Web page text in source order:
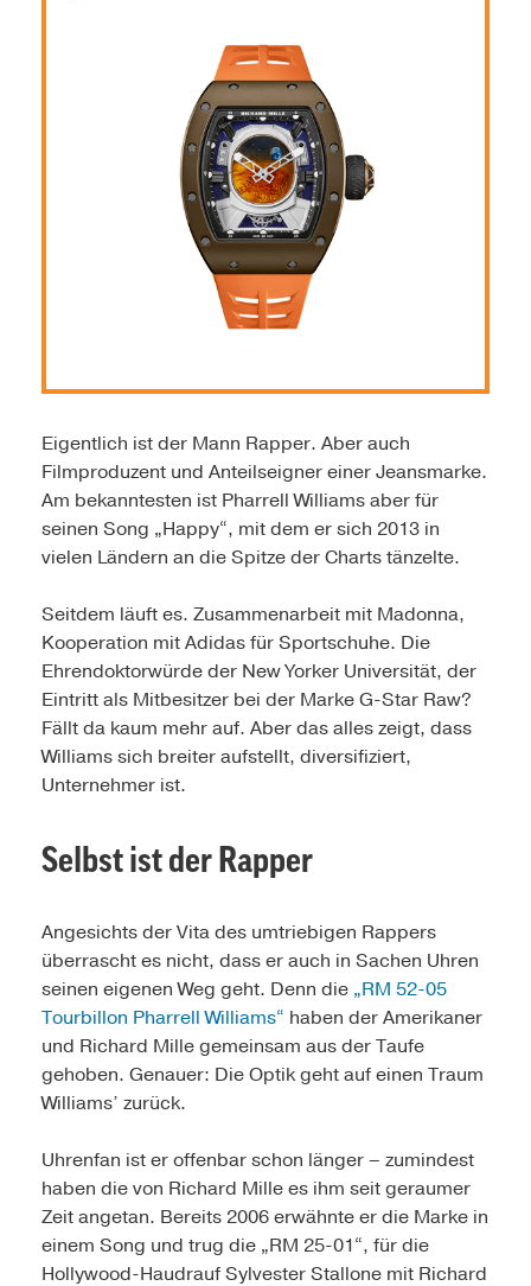
Eigentlich ist der Mann Rapper. Aber auch
Filmproduzent und Anteilseigner einer Jeansmarke.
Am bekanntesten ist Pharrell Williams aber für
seinen Song „Happy“, mit dem er sich 2013 in
vielen Ländern an die Spitze der Charts tänzelte.
Seitdem läuft es. Zusammenarbeit mit Madonna,
Kooperation mit Adidas für Sportschuhe. Die
Ehrendoktorwürde der New Yorker Universität, der
Eintritt als Mitbesitzer bei der Marke G-Star Raw?
Fällt da kaum mehr auf. Aber das alles zeigt, dass
Williams sich breiter aufstellt, diversifiziert,
Unternehmer ist.
Selbst ist der Rapper
Angesichts der Vita des umtriebigen Rappers
überrascht es nicht, dass er auch in Sachen Uhren
seinen eigenen Weg geht. Denn die „RM 52-05
Tourbillon Pharrell Williams“ haben der Amerikaner
und Richard Mille gemeinsam aus der Taufe
gehoben. Genauer: Die Optik geht auf einen Traum
Williams’ zurück.
Uhrenfan ist er offenbar schon länger – zumindest
haben die von Richard Mille es ihm seit geraumer
Zeit angetan. Bereits 2006 erwähnte er die Marke in
einem Song und trug die „RM 25-01“, für die
Hollywood-Haudrauf Sylvester Stallone mit Richard